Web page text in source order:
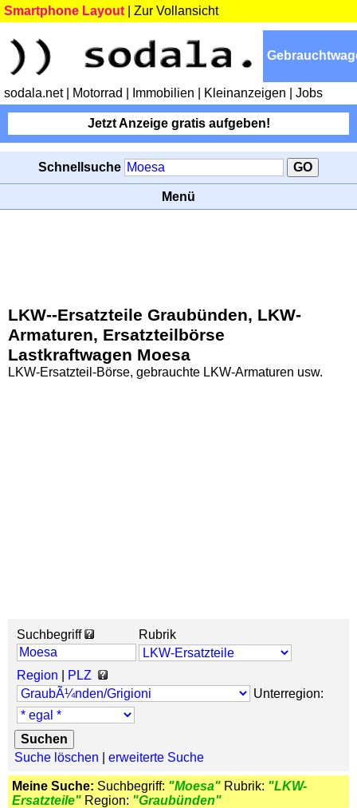
Smartphone Layout Zur Vollansicht
sodala.net | Motorrad | Immobilien | Kleinanzeigen | Jobs
Jetzt Anzeige gratis aufgeben!
Schnellsuche
Menü
LKW--Ersatzteile Graubünden, LKW-
Armaturen, Ersatzteilbörse
Lastkraftwagen Moesa
LKW-Ersatzteil-Börse, gebrauchte LKW-Armaturen usw.
Suchbegriff Rubrik
Region
PLZ
Unterregion:
Suche löschen erweiterte Suche
Meine Suche: Suchbegriff: "Moesa" Rubrik: "LKW-
Ersatzteile" Region: "Graubünden"